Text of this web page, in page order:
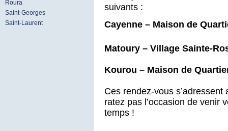
Roura
Saint-Georges
Saint-Laurent
suivants :
Cayenne – Maison de
Matoury – Village Sainte-
Kourou – Maison de
Ces rendez-vous
ratez pas l’occasion de venir
temps !